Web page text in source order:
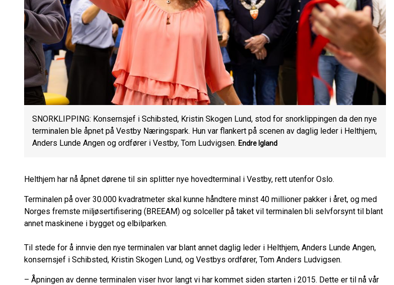
SNORKLIPPING: Konsernsjef i Schibsted, Kristin Skogen Lund, stod for snorklippingen da den nye
terminalen ble åpnet på Vestby Næringspark. Hun var flankert på scenen av daglig leder i Helthjem,
Anders Lunde Angen og ordfører i Vestby, Tom Ludvigsen. Endre Igland
Helthjem har nå åpnet dørene til sin splitter nye hovedterminal i Vestby, rett utenfor Oslo.
Terminalen på over 30.000 kvadratmeter skal kunne håndtere minst 40 millioner pakker i året, og med
Norges fremste miljøsertifisering (BREEAM) og solceller på taket vil terminalen bli selvforsynt til blant
annet maskinene i bygget og elbilparken.
Til stede for å innvie den nye terminalen var blant annet daglig leder i Helthjem, Anders Lunde Angen,
konsernsjef i Schibsted, Kristin Skogen Lund, og Vestbys ordfører, Tom Anders Ludvigsen.
– Åpningen av denne terminalen viser hvor langt vi har kommet siden starten i 2015. Dette er til nå vår